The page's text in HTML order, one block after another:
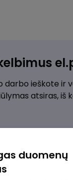
darbo ieškote ir
atsiras, iš
duomenų